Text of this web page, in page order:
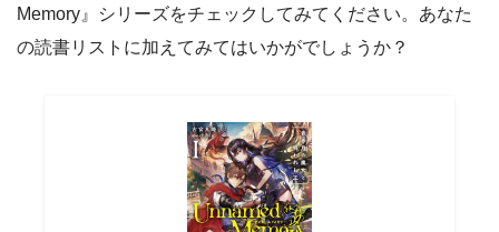
Memory』シリーズをチェックしてみてください。あなた
の読書リストに加えてみてはいかがでしょうか？